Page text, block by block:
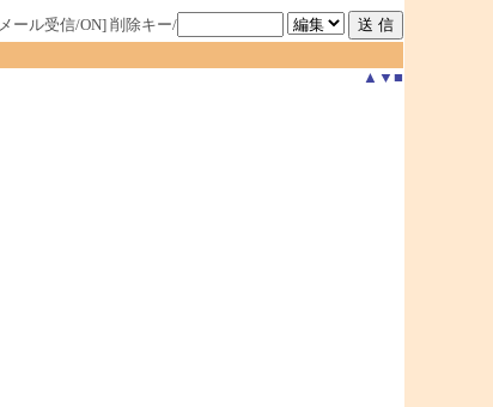
ール受信/ON]削除キー/
▲ ▼ ■